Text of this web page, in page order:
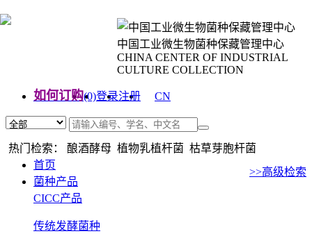
中国工业微生物菌种保藏管理中心
CHINA CENTER OF INDUSTRIAL
CULTURE COLLECTION
如何订购(0)登录注册
CN
热门检索： 酿酒酵母 植物乳植杆菌 枯草芽胞杆菌
>>高级检索
首页
菌种产品
CICC产品
传统发酵菌种